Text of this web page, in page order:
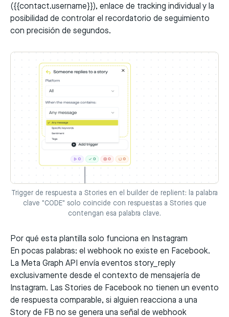
({{contact.username}}), enlace de tracking individual y la
posibilidad de controlar el recordatorio de seguimiento
con precisión de segundos.
Trigger de respuesta a Stories en el builder de replient: la palabra
clave "CODE" solo coincide con respuestas a Stories que
contengan esa palabra clave.
Por qué esta plantilla solo funciona en Instagram
En pocas palabras: el webhook no existe en Facebook.
La Meta Graph API envía eventos story_reply
exclusivamente desde el contexto de mensajería de
Instagram. Las Stories de Facebook no tienen un evento
de respuesta comparable, si alguien reacciona a una
Story de FB no se genera una señal de webhook